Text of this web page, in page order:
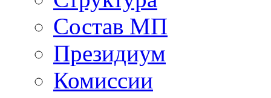
Состав МП
Президиум
Комиссии